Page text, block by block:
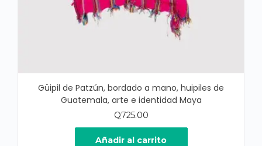
Güipil de Patzún, bordado a mano, huipiles de
Guatemala, arte e identidad Maya
Q725.00
Añadir al carrito